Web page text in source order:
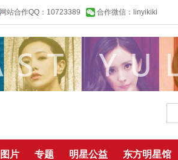
网站合作QQ：10723389 合作微信：linyikiki
图片 专题 明星公益 东方明星馆